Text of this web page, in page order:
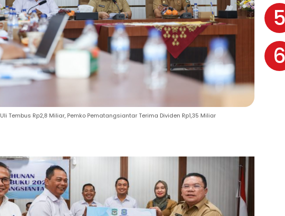
Tembus Rp2,8 Miliar, Pemko Pematangsiantar Terima Dividen Rp1,35 Miliar
5
6